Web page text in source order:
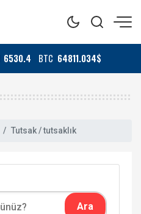
6530.4 BTC 64811.034$
Tutsak / tutsaklık